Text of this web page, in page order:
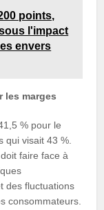
points,
l'impact
envers
les marges
% pour le
qui visait 43 %.
faire face à
des fluctuations
consommateurs.